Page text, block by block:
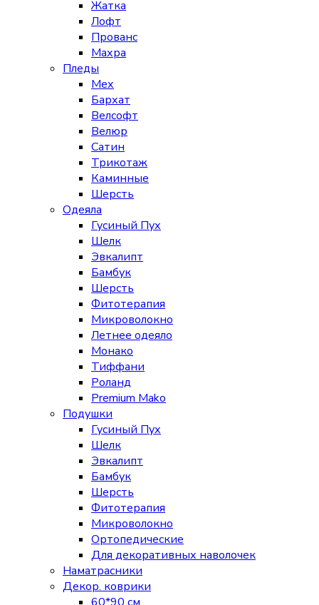
Жатка
Лофт
Прованс
Махра
Пледы
Мех
Бархат
Велсофт
Велюр
Сатин
Трикотаж
Каминные
Шерсть
Одеяла
Гусиный Пух
Шелк
Эвкалипт
Бамбук
Шерсть
Фитотерапия
Микроволокно
Летнее одеяло
Монако
Тиффани
Роланд
Premium Mako
Подушки
Гусиный Пух
Шелк
Эвкалипт
Бамбук
Шерсть
Фитотерапия
Микроволокно
Ортопедические
Для декоративных наволочек
Наматрасники
Декор. коврики